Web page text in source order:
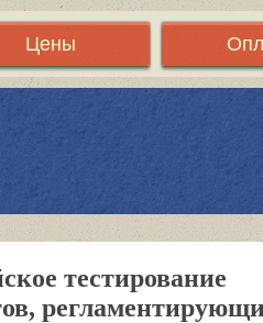
Цены
тестирование